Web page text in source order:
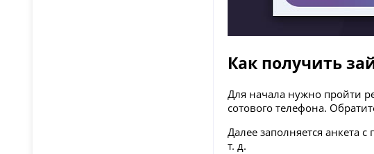
Как получить
Для начала нужно пройти
сотового телефона.
Далее заполняется анкета
т. д.